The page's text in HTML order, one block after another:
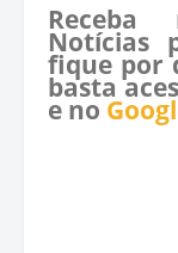
Receba
Notícias
fique por
basta
e no